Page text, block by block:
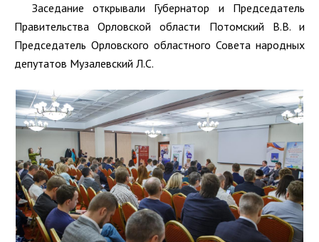
Заседание открывали Губернатор и Председатель
Правительства Орловской области Потомский В.В. и
Председатель Орловского областного Совета народных
депутатов Музалевский Л.С.